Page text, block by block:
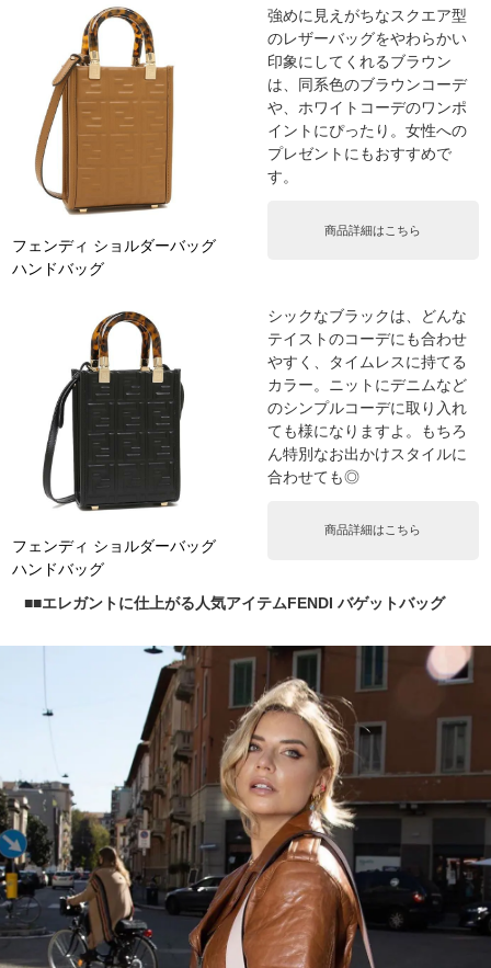
フェンディ ショルダーバッグ
ハンドバッグ
強めに見えがちなスクエア型
のレザーバッグをやわらかい
印象にしてくれるブラウン
は、同系色のブラウンコーデ
や、ホワイトコーデのワンポ
イントにぴったり。女性への
プレゼントにもおすすめで
す。
商品詳細はこちら
フェンディ ショルダーバッグ
ハンドバッグ
シックなブラックは、どんな
テイストのコーデにも合わせ
やすく、タイムレスに持てる
カラー。ニットにデニムなど
のシンプルコーデに取り入れ
ても様になりますよ。もちろ
ん特別なお出かけスタイルに
合わせても◎
商品詳細はこちら
■エレガントに仕上がる人気アイテムFENDI バゲットバッグ